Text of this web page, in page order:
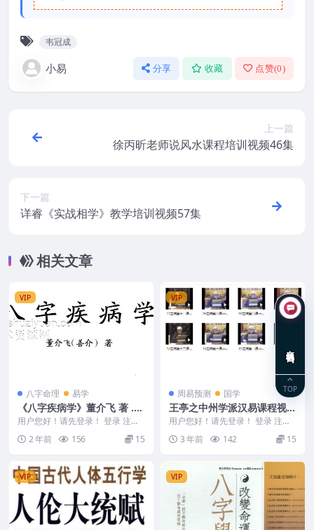
韦冠成
小易 分享 收藏 点赞(0)
上一篇
徐丙昕老师说风水课程培训视频46集
下一篇
详睿《实战相学》教学培训视频57集
相关文章
VIP
八字命理 易学
《八字疾病学》董介飞 著 .p
df
用户您好！请先登录！ 登录 注册
董介飞《八字疾病学》 .pdf 240
2... 2 年前 156 15
VIP
周易预测 国学
王亭之中州学派汉易课程视频
讲 左传筮事十二课集视频
用户您好！请先登录！ 登录 注册
王亭之左传筮事十二课 王亭之中
州学派汉易课程...
3 年前 142 15
VIP VIP
TOP